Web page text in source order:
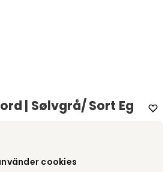
cookies
| Sølvgrå/ Sort Eg
| Sort eg